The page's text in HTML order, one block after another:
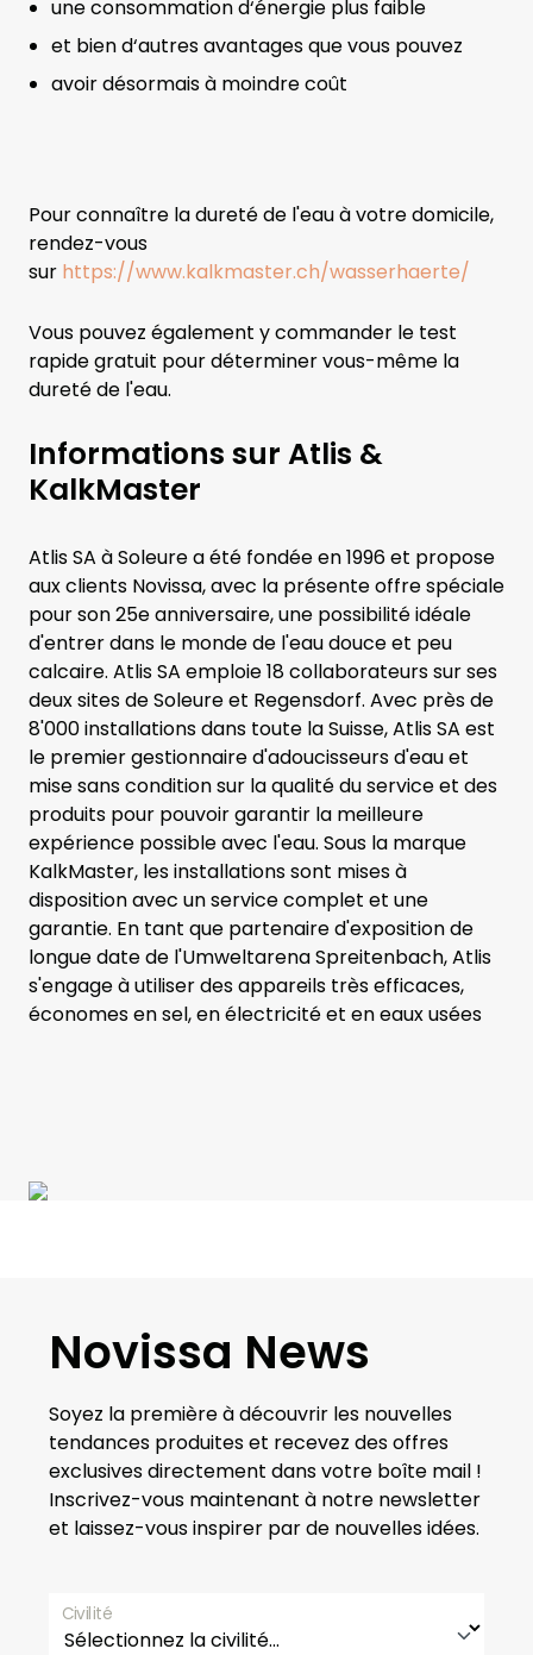
une consommation d‘énergie plus faible
et bien d‘autres avantages que vous pouvez
avoir désormais à moindre coût
Pour connaître la dureté de l'eau à votre domicile,
rendez-vous
sur https://www.kalkmaster.ch/wasserhaerte/
Vous pouvez également y commander le test
rapide gratuit pour déterminer vous-même la
dureté de l'eau.
Informations sur Atlis &
KalkMaster
Atlis SA à Soleure a été fondée en 1996 et propose
aux clients Novissa, avec la présente offre spéciale
pour son 25e anniversaire, une possibilité idéale
d'entrer dans le monde de l'eau douce et peu
calcaire. Atlis SA emploie 18 collaborateurs sur ses
deux sites de Soleure et Regensdorf. Avec près de
8'000 installations dans toute la Suisse, Atlis SA est
le premier gestionnaire d'adoucisseurs d'eau et
mise sans condition sur la qualité du service et des
produits pour pouvoir garantir la meilleure
expérience possible avec l'eau. Sous la marque
KalkMaster, les installations sont mises à
disposition avec un service complet et une
garantie. En tant que partenaire d'exposition de
longue date de l'Umweltarena Spreitenbach, Atlis
s'engage à utiliser des appareils très efficaces,
économes en sel, en électricité et en eaux usées
Novissa News
Soyez la première à découvrir les nouvelles
tendances produites et recevez des offres
exclusives directement dans votre boîte mail !
Inscrivez-vous maintenant à notre newsletter
et laissez-vous inspirer par de nouvelles idées.
Civilité